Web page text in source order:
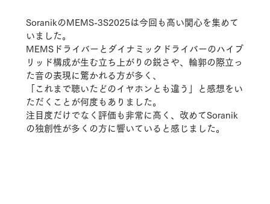
SoranikのMEMS-3S2025は今回も高い関心を集めて
いました。
MEMSドライバーとダイナミックドライバーのハイブ
リッド構成が生む立ち上がりの鋭さや、輪郭の際立っ
た音の表現に驚かれる方が多く、
「これまで聴いたどのイヤホンとも違う」と感想をい
ただくことが何度もありました。
注目度だけでなく評価も非常に高く、改めてSoranik
の独創性が多くの方に響いていると感じました。